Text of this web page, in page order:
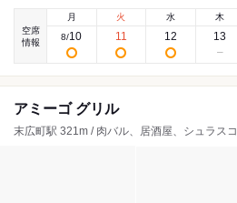
空席
情報
月
8/10
火
11
水
12
木
13
アミーゴ グリル
末広町駅 321m / 肉バル、居酒屋、シュラスコ